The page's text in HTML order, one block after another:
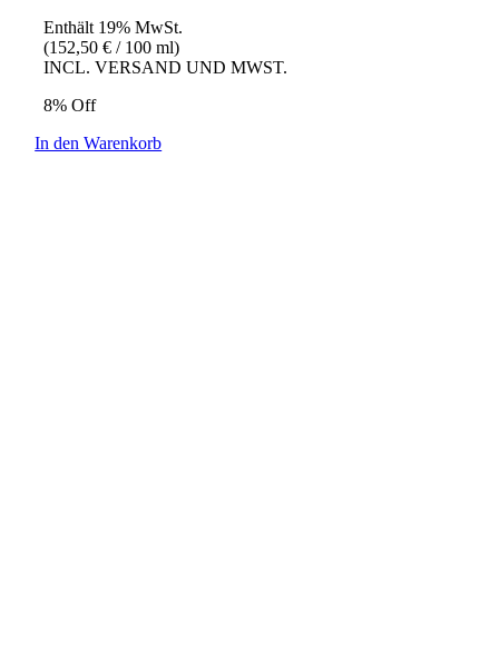
war:
139,80 €
ist:
128,16 €.
Enthält 19% MwSt.
(152,50€ / 100 ml)
INCL. VERSAND UND MWST.
8% Off
In den Warenkorb